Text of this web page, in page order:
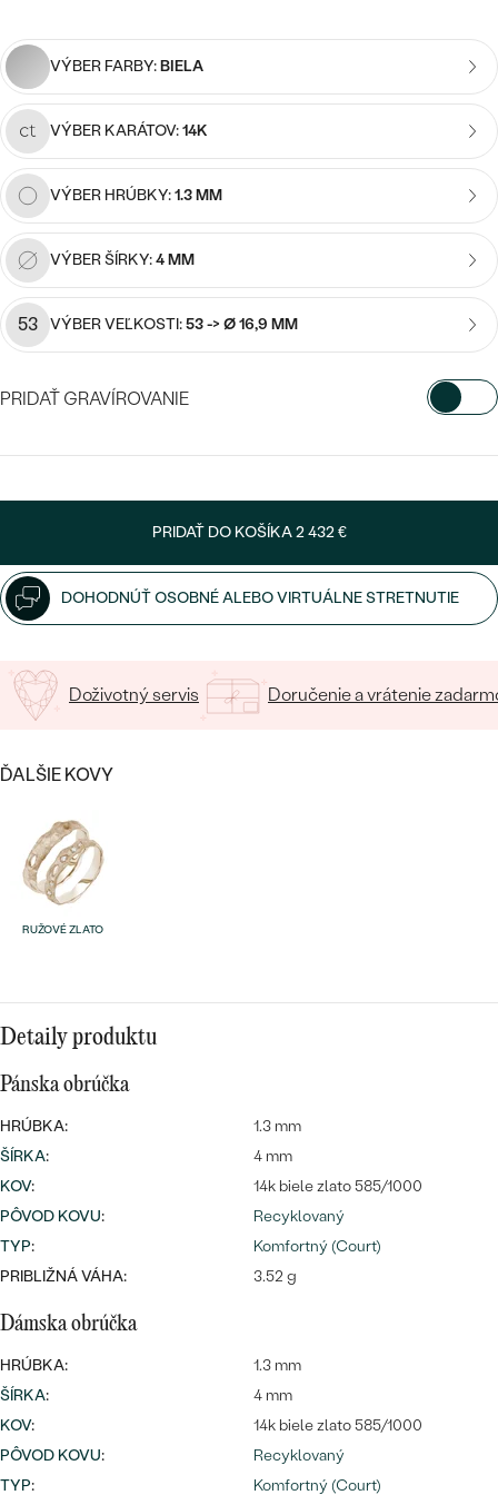
Wave kolekcia
PODĽA TVARU DRAHOKAMU
NA MIERU
DIAMANTY
Bestsellery
náušnice
PREZRIEŤ
Personalizované
prívesky
OBJAVIŤ
Najpredávanejšie
prstene
PREZRIEŤ
VÝBER FARBY:BIELA
VÝBER KARÁTOV:14K
VÝBER HRÚBKY:1.3 MM
VÝBER ŠÍRKY:4 MM
53 VÝBER VEĽKOSTI:53 -> Ø 16,9 MM
PRIDAŤ GRAVÍROVANIE
PRIDAŤ DO KOŠÍKA2 432 €
DOHODNÚŤ OSOBNÉ ALEBO VIRTUÁLNE STRETNUTIE
Doživotný servis Doručenie a vrátenie
ĎALŠIE KOVY
RUŽOVÉ ZLATO
Detaily produktu
Pánska obrúčka
HRÚBKA:
1.3 mm
ŠÍRKA:
4 mm
KOV:
14k biele zlato 585/1000
PÔVOD KOVU:
Recyklovaný
TYP:
Komfortný (Court)
PRIBLIŽNÁ VÁHA:
3.52 g
Dámska obrúčka
HRÚBKA:
1.3 mm
ŠÍRKA:
4 mm
KOV:
14k biele zlato 585/1000
PÔVOD KOVU:
Recyklovaný
TYP: Komfortný (Court)